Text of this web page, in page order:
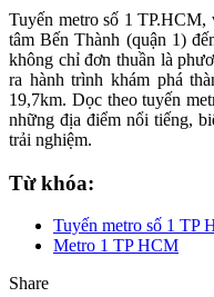
Tuyến metro số 1 TP.HCM,
tâm Bến Thành (quận 1)
không chỉ đơn thuần là
ra hành trình khám phá
19,7km. Dọc theo tuyến
những địa điểm nổi tiếng,
trải nghiệm.
Từ khóa:
Tuyến metro số 1 TP
Metro 1 TP HCM
Share